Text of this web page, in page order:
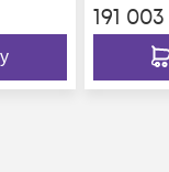
191 003